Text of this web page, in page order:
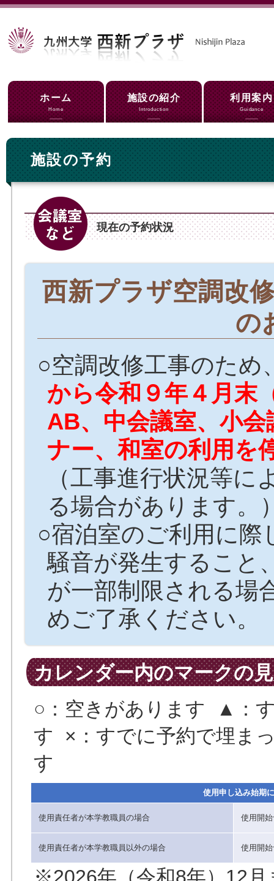
ホーム
Home
施設の紹介
Introduction
利用案内
Guidance
施設の予約
現在の予約状況
西新プラザ空調改
の
○空調改修工事のため
から令和９年４月末
AB、中会議室、小
ナー、和室の利用を
（工事進行状況等
る場合があります。
○宿泊室のご利用に際
騒音が発生すること
が一部制限される場
めご了承ください。
カレンダー内のマークの
○：空きがあります ▲：
す ×：すでに予約で埋ま
す
使用申し込み始期
使用責任者が本学教職員の場合 使用開
使用責任者が本学教職員以外の場合 使用開